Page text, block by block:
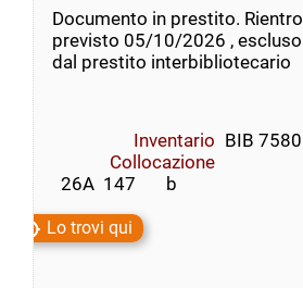
Documento in prestito. Rientro
previsto 05/10/2026 , escluso
dal prestito interbibliotecario
Inventario BIB 7580
Collocazione
  26A  147       b
Lo trovi qui